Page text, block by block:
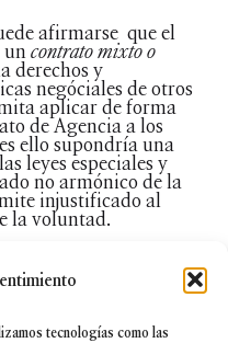
tecnologías como las
afirmarse que el
uncontrato mixto o
derechos y
negóciales de otros
aplicar de forma
de Agencia a los
ello supondría una
leyes especiales y
no armónico de la
injustificado al
la voluntad.
puede
de Franquicia tanto
renuncia al derecho